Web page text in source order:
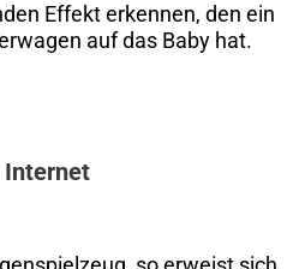
Effekt erkennen, den ein
auf das Baby hat.
Internet